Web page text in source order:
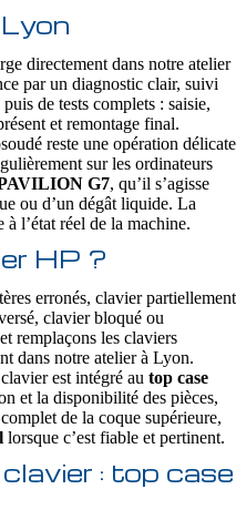
directement dans notre atelier
par un diagnostic clair, suivi
de tests complets : saisie,
et remontage final.
reste une opération délicate
sur les ordinateurs
G7, qu’il s’agisse
ou d’un dégât liquide. La
l’état réel de la machine.
HP ?
erronés, clavier partiellement
clavier bloqué ou
remplaçons les claviers
dans notre atelier à Lyon.
est intégré au top case
et la disponibilité des pièces,
de la coque supérieure,
lorsque c’est fiable et pertinent.
: top case